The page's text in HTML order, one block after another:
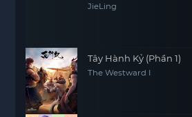
JieLing
Tây Hành Kỷ (Phần 1)
The Westward I